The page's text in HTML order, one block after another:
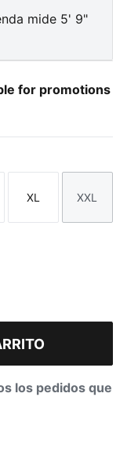
mide 5' 9"
for promotions
Talla
XL
Talla
XXL
los pedidos que